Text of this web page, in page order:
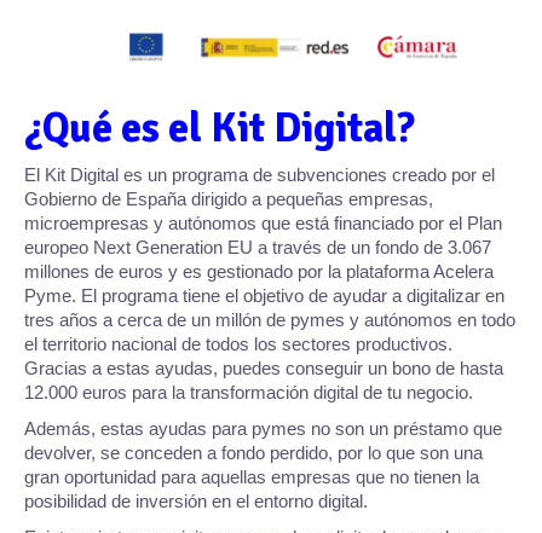
¿Qué es el Kit Digital?
El Kit Digital es un programa de subvenciones creado por el
Gobierno de España dirigido a pequeñas empresas,
microempresas y autónomos que está financiado por el Plan
europeo Next Generation EU a través de un fondo de 3.067
millones de euros y es gestionado por la plataforma Acelera
Pyme. El programa tiene el objetivo de ayudar a digitalizar en
tres años a cerca de un millón de pymes y autónomos en todo
el territorio nacional de todos los sectores productivos.
Gracias a estas ayudas, puedes conseguir un bono de hasta
12.000 euros para la transformación digital de tu negocio.
Además, estas ayudas para pymes no son un préstamo que
devolver, se conceden a fondo perdido, por lo que son una
gran oportunidad para aquellas empresas que no tienen la
posibilidad de inversión en el entorno digital.